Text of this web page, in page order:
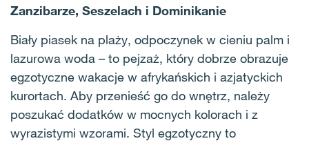
Zanzibarze, Seszelach i Dominikanie
Biały piasek na plaży, odpoczynek w cieniu palm i
lazurowa woda – to pejzaż, który dobrze obrazuje
egzotyczne wakacje w afrykańskich i azjatyckich
kurortach. Aby przenieść go do wnętrz, należy
poszukać dodatków w mocnych kolorach i z
wyrazistymi wzorami. Styl egzotyczny to